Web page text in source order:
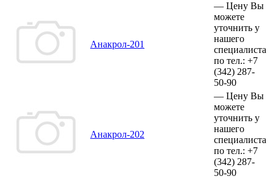
Анакрол-201
— Цену Вы
можете
уточнить у
нашего
специалиста
по тел.: +7
(342) 287-
50-90
Анакрол-202
— Цену Вы
можете
уточнить у
нашего
специалиста
по тел.: +7
(342) 287-
50-90